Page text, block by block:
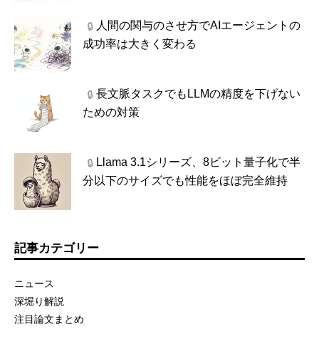
🔒人間の関与のさせ方でAIエージェントの
成功率は大きく変わる
🔒長文脈タスクでもLLMの精度を下げない
ための対策
🔒Llama 3.1シリーズ、8ビット量子化で半
分以下のサイズでも性能をほぼ完全維持
記事カテゴリー
ニュース
深堀り解説
注目論文まとめ